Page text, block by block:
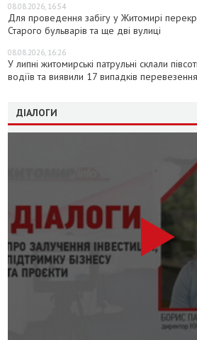
08.08.2026, 16:54
Для проведення забігу у Житомирі
Старого бульварів та ще дві вулиці
08.08.2026, 16:26
У липні житомирські патрульні склали
водіїв та виявили 17 випадків
ДІАЛОГИ